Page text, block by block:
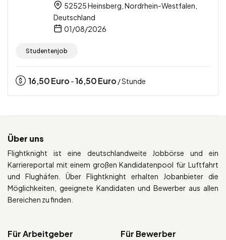
52525 Heinsberg, Nordrhein-Westfalen,
Deutschland
01/08/2026
Studentenjob
16,50Euro -16,50Euro / Stunde
Über uns
Flightknight ist eine deutschlandweite Jobbörse und ein
Karriereportal mit einem großen Kandidatenpool für Luftfahrt
und Flughäfen. Über Flightknight erhalten Jobanbieter die
Möglichkeiten, geeignete Kandidaten und Bewerber aus allen
Bereichen zu finden.
Für Arbeitgeber Für Bewerber